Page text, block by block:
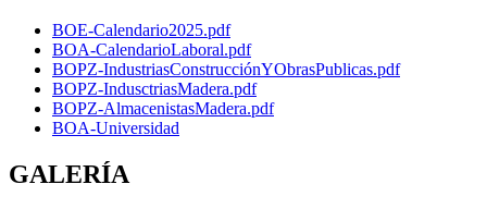
BOE-Calendario2025.pdf
BOA-CalendarioLaboral.pdf
BOPZ-IndustriasConstrucciónYObrasPublicas.pdf
BOPZ-IndusctriasMadera.pdf
BOPZ-AlmacenistasMadera.pdf
BOA-Universidad
GALERÍA